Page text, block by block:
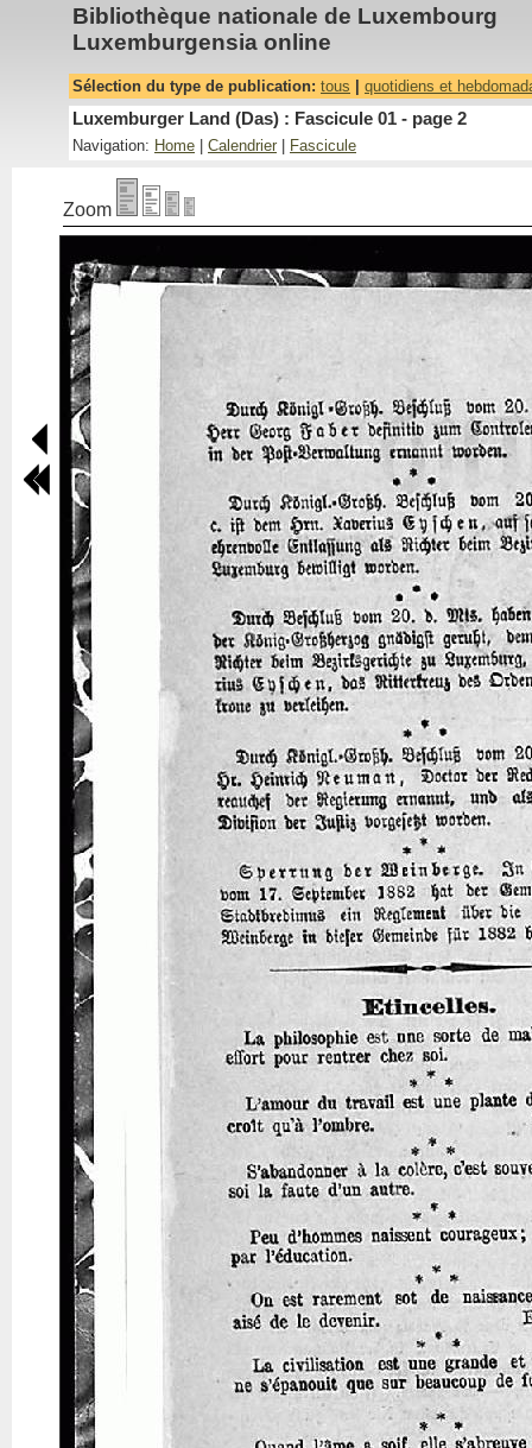
Bibliothèque nationale de Luxembourg
Luxemburgensia online
Sélection du type de publication: tous quotidiens et
Luxemburger Land (Das) : Fascicule 01 - page 2
Navigation: Home Calendrier Fascicule
Zoom